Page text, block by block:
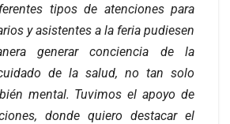
tipos de atenciones para
y asistentes a la feria pudiesen
generar conciencia de la
de la salud, no tan solo
mental. Tuvimos el apoyo de
donde quiero destacar el